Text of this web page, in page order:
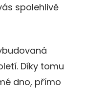
spolehlivě
Díky tomu
dno, přímo